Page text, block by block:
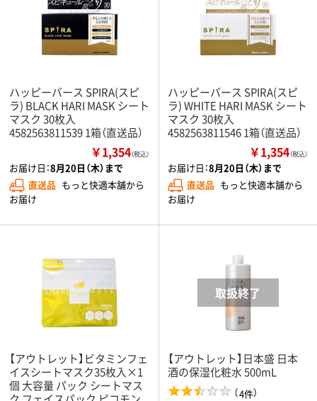
ハッピーバース SPIRA(スピ
ラ) BLACK HARI MASK シート
マスク 30枚入
4582563811539 1箱（直送品）
￥1,354（税込）
お届け日：8月20日（木）まで
直送品 もっと快適本舗から
お届け
ハッピーバース SPIRA(スピ
ラ) WHITE HARI MASK シート
マスク 30枚入
4582563811546 1箱（直送品）
￥1,354（税込）
お届け日：8月20日（木）まで
直送品 もっと快適本舗から
お届け
【アウトレット】ビタミンフェ
イスシートマスク35枚入×1
個 大容量 パック シートマス
【アウトレット】日本盛 日本
酒の保湿化粧水 500mL
（4件）